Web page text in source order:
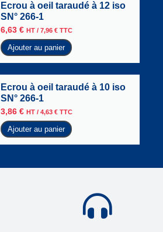
Ecrou à oeil taraudé à 12 iso
SN° 266-1
6,63 € HT / 7,96 € TTC
Ajouter au panier
Ecrou à oeil taraudé à 10 iso
SN° 266-1
3,86 € HT / 4,63 € TTC
Ajouter au panier